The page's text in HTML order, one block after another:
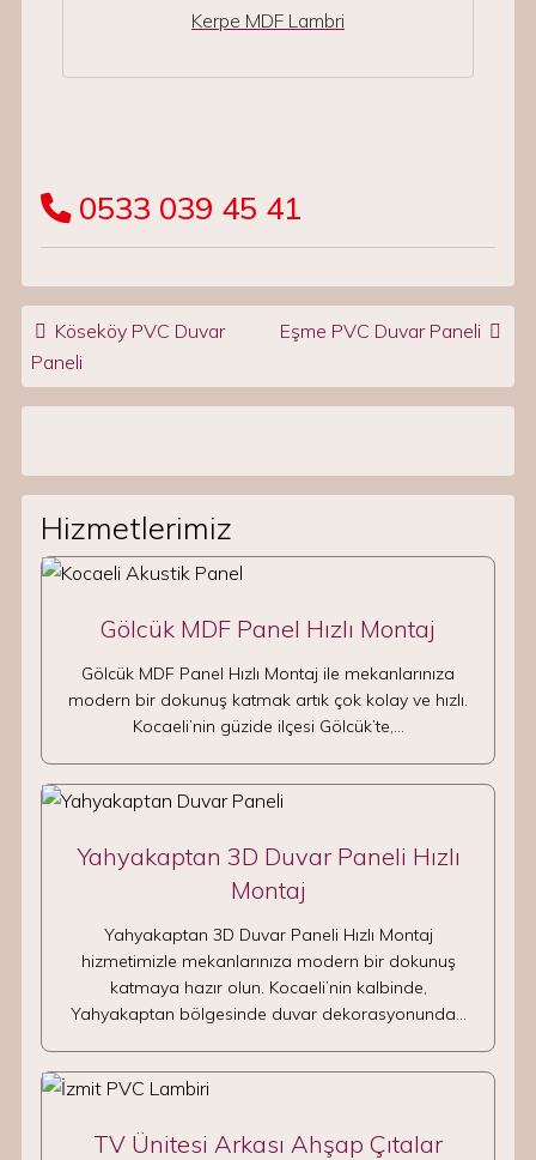
Kerpe MDF Lambri
0533 039 45 41
Post navigation
Köseköy PVC Duvar
Paneli
Eşme PVC Duvar Paneli
Hizmetlerimiz
Gölcük MDF Panel Hızlı Montaj
Gölcük MDF Panel Hızlı Montaj ile mekanlarınıza
modern bir dokunuş katmak artık çok kolay ve hızlı.
Kocaeli’nin güzide ilçesi Gölcük’te,…
Yahyakaptan 3D Duvar Paneli Hızlı
Montaj
Yahyakaptan 3D Duvar Paneli Hızlı Montaj
hizmetimizle mekanlarınıza modern bir dokunuş
katmaya hazır olun. Kocaeli’nin kalbinde,
Yahyakaptan bölgesinde duvar dekorasyonunda…
TV Ünitesi Arkası Ahşap Çıtalar